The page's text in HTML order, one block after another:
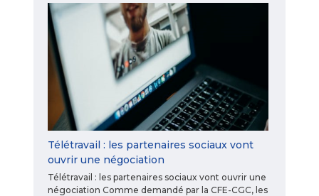
Télétravail : les partenaires sociaux vont
ouvrir une négociation
Télétravail : les partenaires sociaux vont ouvrir une
négociation Comme demandé par la CFE-CGC, les